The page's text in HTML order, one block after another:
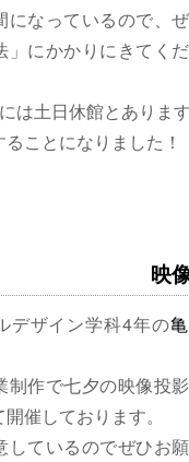
になっているので、
」にかかりにきてく
は土日休館とありま
ことになりました！
映
デザイン学科4年の
制作で七夕の映像投
催しております。
しているのでぜひお